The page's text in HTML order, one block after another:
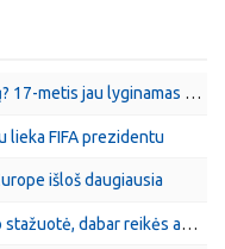
Ar Slovėnija atrado naują Luka Dončičių? 17-metis jau lyginamas su NBA žvaigžde
lieka FIFA prezidentu
išloš daugiausia
Skerla prieš dvikovą su „Hajduk“: „Buvo stažuotė, dabar reikės atlikti praktiką“